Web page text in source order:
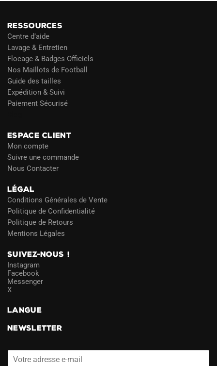
RESSOURCES
Centre d’aide
Lavage & Entretien
Flocage & Badges Officiels
Nos Maillots de Football
Guide des tailles
Expédition & Suivi
Paiement Sécurisé
ESPACE CLIENT
Mon compte
Suivre une commande
Nous Contacter
LÉGAL
Conditions Générales de Vente
Politique de Confidentialité
Politique de Retours
Mentions Légales
SUIVEZ-NOUS !
Instagram
Facebook
Messenger
X
LANGUE
NEWSLETTER